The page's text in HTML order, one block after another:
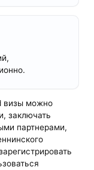
визы можно
заключать
партнерами,